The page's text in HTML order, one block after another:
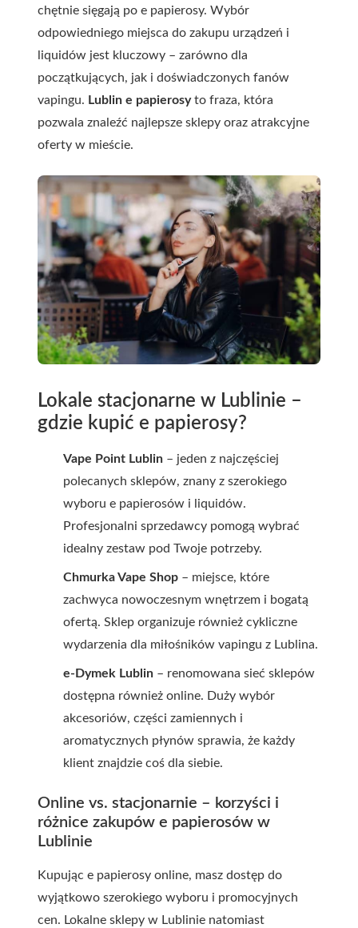
chętnie sięgają po e papierosy. Wybór
odpowiedniego miejsca do zakupu urządzeń i
liquidów jest kluczowy – zarówno dla
początkujących, jak i doświadczonych fanów
vapingu. Lublin e papierosyto fraza, która
pozwala znaleźć najlepsze sklepy oraz atrakcyjne
oferty w mieście.
Lokale stacjonarne w Lublinie –
gdzie kupić e papierosy?
Vape Point Lublin – jeden z najczęściej
polecanych sklepów, znany z szerokiego
wyboru e papierosów i liquidów.
Profesjonalni sprzedawcy pomogą wybrać
idealny zestaw pod Twoje potrzeby.
Chmurka Vape Shop – miejsce, które
zachwyca nowoczesnym wnętrzem i bogatą
ofertą. Sklep organizuje również cykliczne
wydarzenia dla miłośników vapingu z Lublina.
e-Dymek Lublin – renomowana sieć sklepów
dostępna również online. Duży wybór
akcesoriów, części zamiennych i
aromatycznych płynów sprawia, że każdy
klient znajdzie coś dla siebie.
Online vs. stacjonarnie – korzyści i
różnice zakupów e papierosów w
Lublinie
Kupując e papierosy online, masz dostęp do
wyjątkowo szerokiego wyboru i promocyjnych
cen. Lokalne sklepy w Lublinie natomiast